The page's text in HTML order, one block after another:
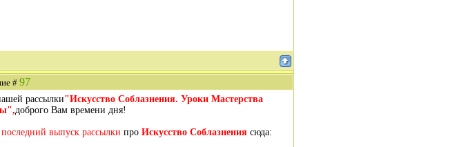
# 97
рассылки"Искусство Соблазнения. Уроки Мастерства
доброго Вам времени дня!
последний выпуск рассылки про Искусство Соблазнения сюда: